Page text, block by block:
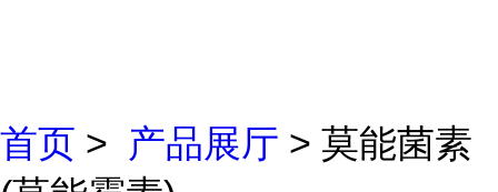
首页 > 产品展厅 > 莫能菌素